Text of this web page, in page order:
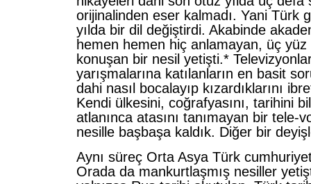
orijinalinden eser kalmadı. Yani Türk
yılda bir dil değiştirdi. Akabinde
hemen hemen hiç anlamayan, üç
konuşan bir nesil yetişti.*
yarışmalarına katılanların en basit
dahi nasıl bocalayıp kızardıklarını
Kendi ülkesini, coğrafyasını, tarihini
atlanınca atasını tanımayan bir tele-
nesille başbaşa kaldık. Diğer bir
Aynı süreç Orta Asya Türk
Orada da mankurtlaşmış nesiller